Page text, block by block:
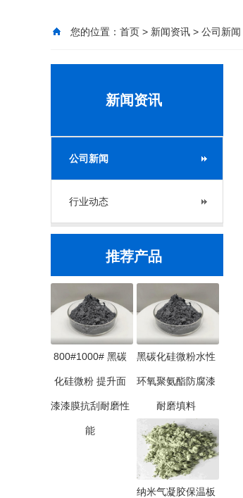
您的位置： 首页 > 新闻资讯 > 公司新闻
新闻资讯
公司新闻
行业动态
推荐产品
800#1000# 黑碳
化硅微粉 提升面
漆漆膜抗刮耐磨性
能
黑碳化硅微粉水性
环氧聚氨酯防腐漆
耐磨填料
纳米气凝胶保温板